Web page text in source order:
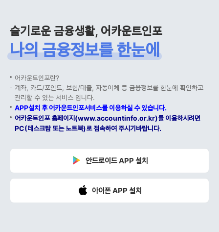
슬기로운 금융생활, 어카운트인포
나의 금융정보를 한눈에
어카운트인포란?
계좌, 카드/포인트, 보험/대출, 자동이체 등 금융정보를 한눈에 확인하고
관리할 수 있는 서비스 입니다.
APP설치 후 어카운트인포서비스를 이용하실 수 있습니다.
어카운트인포 홈페이지(www.accountinfo.or.kr)를 이용하시려면
PC(데스크탑 또는 노트북)로 접속하여 주시기바랍니다.
안드로이드 APP 설치
아이폰 APP 설치